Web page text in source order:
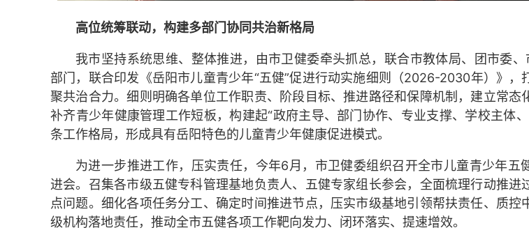
高位统筹联动，构建多部门协同共治新格局
我市坚持系统思维、整体推进，由市卫健委牵头抓总，联合市教体局、团市委
部门，联合印发《岳阳市儿童青少年“五健”促进行动实施细则（2026-2030年）》，
聚共治合力。细则明确各单位工作职责、阶段目标、推进路径和保障机制，建立常态
补齐青少年健康管理工作短板，构建起“政府主导、部门协作、专业支撑、学校主体
条工作格局，形成具有岳阳特色的儿童青少年健康促进模式。
为进一步推进工作，压实责任，今年6月，市卫健委组织召开全市儿童青少年五
进会。召集各市级五健专科管理基地负责人、五健专家组长参会，全面梳理行动推进
点问题。细化各项任务分工、确定时间推进节点，压实市级基地引领帮扶责任、质控
级机构落地责任，推动全市五健各项工作靶向发力、闭环落实、提速增效。